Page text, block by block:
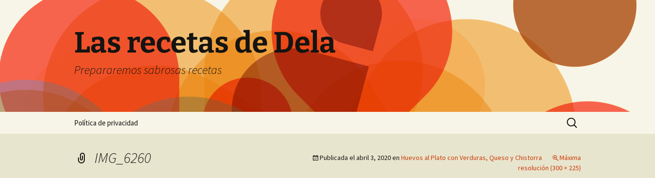
contenido
Las recetas de Dela
Prepararemos sabrosas recetas
Política de privacidad
Buscar:
IMG_6260 Publicada elabril 3, 2020en Huevos al Plato con Verduras, Queso y Chistorra
Máxima
resolución (300 × 225)